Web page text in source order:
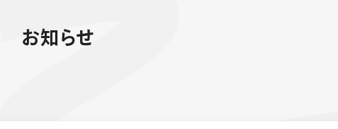
エナージェル
シャープペン
消し具
お知 らせ